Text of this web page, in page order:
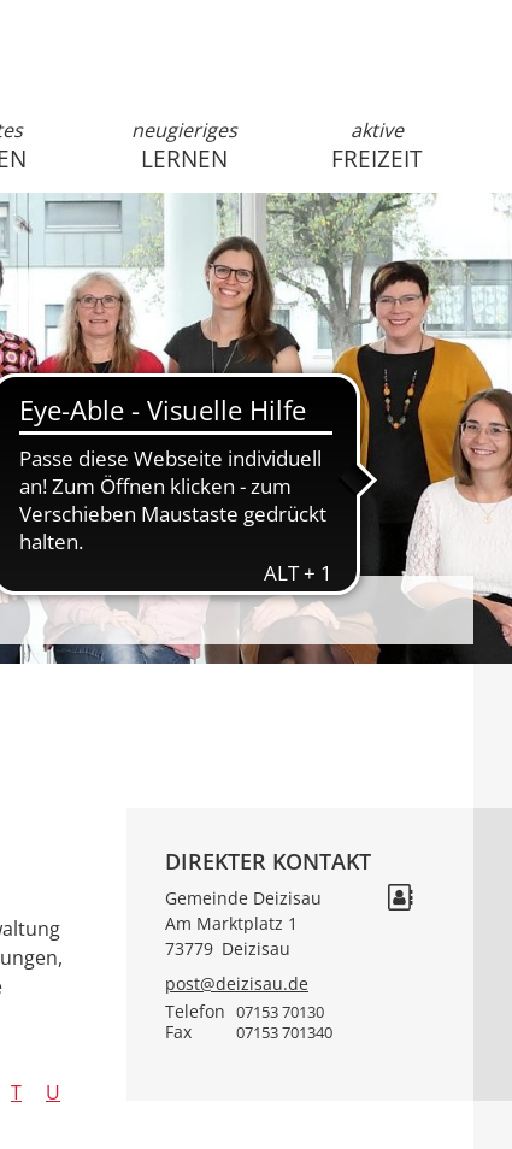
anmelden
neugieriges
LERNEN
aktive
FREIZEIT
T
U
DIREKTER KONTAKT
Gemeinde Deizisau
Am Marktplatz 1
73779 Deizisau
post@deizisau.de
Telefon 07153 70130
Fax 07153 701340